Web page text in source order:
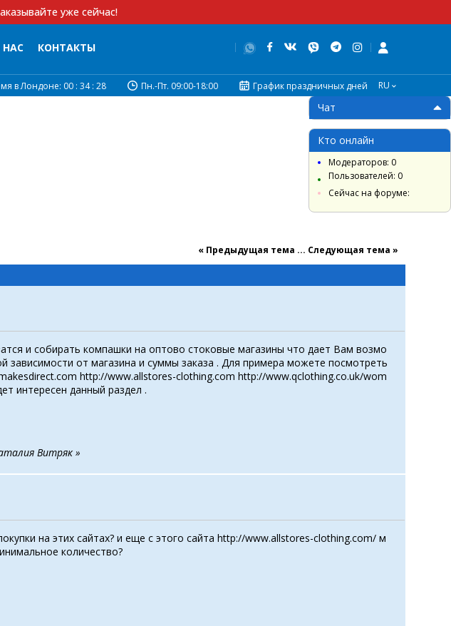
уже сейчас!
НАС КОНТАКТЫ
в Лондоне: 00 : 34 : 29 Пн.-Пт. 09:00-18:00 График праздничных дней RU
« Предыдущая тема ... Cледующая тема »
и собирать компашки на оптово стоковые магазины что дает Вам возмо
зависимости от магазина и суммы заказа . Для примера можете посмотреть
http://www.allstores-clothing.com http://www.qclothing.co.uk/wom
интересен данный раздел .
Витряк »
на этих сайтах? и еще с этого сайта http://www.allstores-clothing.com/ м
количество?
Чат
Кто онлайн
Модераторов: 0
Пользователей: 0
Сейчас на форуме: